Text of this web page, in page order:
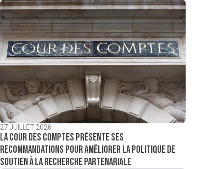
27 JUILLET 2026
La Cour des comptes présente ses
recommandations pour améliorer la politique de
soutien à la recherche partenariale